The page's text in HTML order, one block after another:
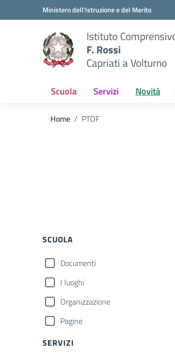
Vai ai contenuti
Vai al menu di navigazioneMinistero dell'Istruzione e del Merito
Istituto
F. Rossi
Capriati a Volturno
Scuola Servizi Novità
Home PTOF
Filtri
SCUOLA
Documenti
I luoghi
Organizzazione
Pagine
SERVIZI